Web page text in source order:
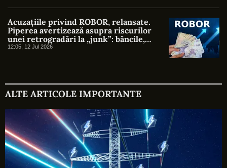
Acuzațiile privind ROBOR, relansate.
Piperea avertizează asupra riscurilor
unei retrogradări la „junk”: băncile,
fondurile de pensii și costul creditelor ar
12:05, 12 Jul 2026
ALTE ARTICOLE IMPORTANTE